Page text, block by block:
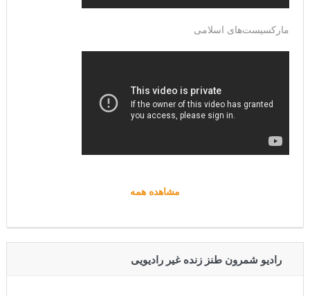
مارکسیست‌های اسلامی
مشاهده همه
رادیو شمرون طنز زنده غیر رادیویی